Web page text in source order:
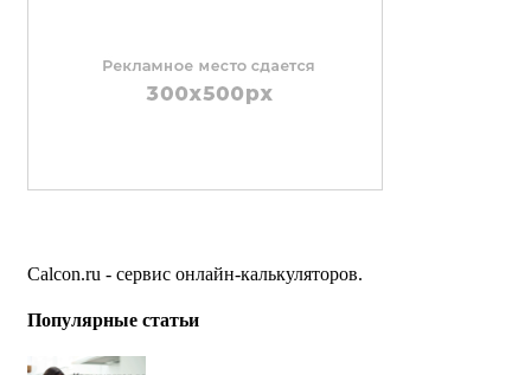
Calcon.ru - сервис онлайн-калькуляторов.
Популярные статьи